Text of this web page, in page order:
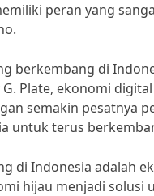
peran yang
berkembang di
Plate, ekonomi
semakin pesatnya
terus
di Indonesia adalah
hijau menjadi solusi